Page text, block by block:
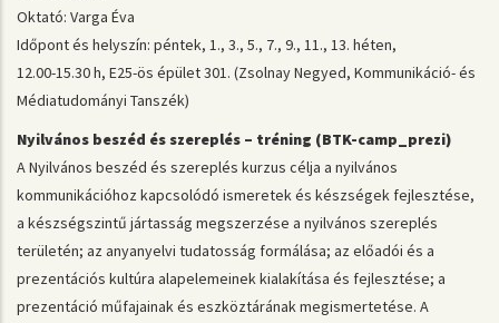
Oktató: Varga Éva
Időpont és helyszín: péntek, 1., 3., 5., 7., 9., 11., 13. héten,
12.00-15.30 h, E25-ös épület 301. (Zsolnay Negyed, Kommunikáció- és
Médiatudományi Tanszék)
Nyilvános beszéd és szereplés – tréning (BTK-camp_prezi)
A Nyilvános beszéd és szereplés kurzus célja a nyilvános
kommunikációhoz kapcsolódó ismeretek és készségek fejlesztése,
a készségszintű jártasság megszerzése a nyilvános szereplés
területén; az anyanyelvi tudatosság formálása; az előadói és a
prezentációs kultúra alapelemeinek kialakítása és fejlesztése; a
prezentáció műfajainak és eszköztárának megismertetése. A